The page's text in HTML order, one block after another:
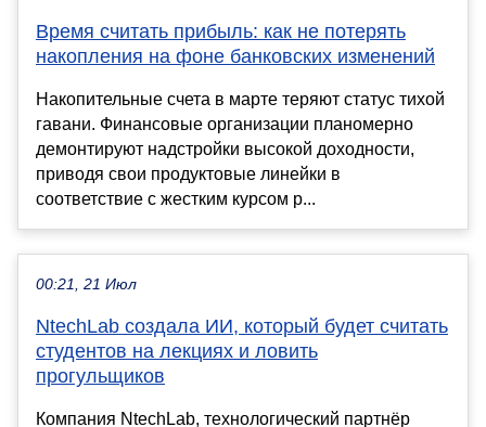
Время считать прибыль: как не потерять
накопления на фоне банковских изменений
Накопительные счета в марте теряют статус тихой
гавани. Финансовые организации планомерно
демонтируют надстройки высокой доходности,
приводя свои продуктовые линейки в
соответствие с жестким курсом р...
00:21, 21 Июл
NtechLab создала ИИ, который будет считать
студентов на лекциях и ловить
прогульщиков
Компания NtechLab, технологический партнёр